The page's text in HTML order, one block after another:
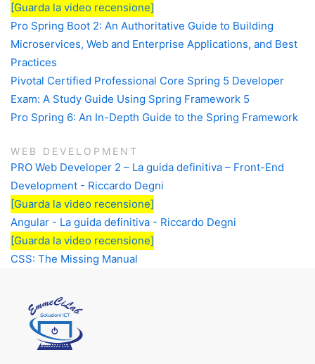
[Guarda la video recensione]
Pro Spring Boot 2: An Authoritative Guide to Building
Microservices, Web and Enterprise Applications, and Best
Practices
Pivotal Certified Professional Core Spring 5 Developer
Exam: A Study Guide Using Spring Framework 5
Pro Spring 6: An In-Depth Guide to the Spring Framework
WEB DEVELOPMENT
PRO Web Developer 2 – La guida definitiva – Front-End
Development - Riccardo Degni
[Guarda la video recensione]
Angular - La guida definitiva - Riccardo Degni
[Guarda la video recensione]
CSS: The Missing Manual